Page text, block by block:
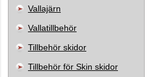
Vallajärn
Vallatillbehör
Tillbehör skidor
Tillbehör för Skin skidor